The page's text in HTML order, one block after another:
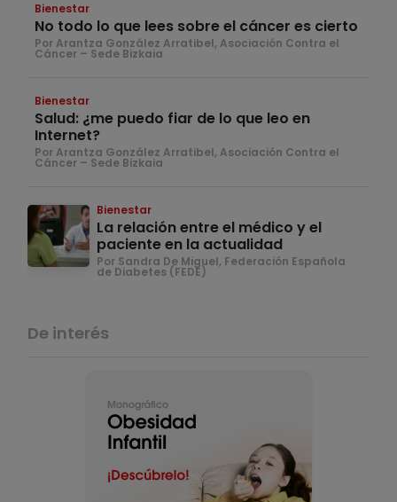
Bienestar
No todo lo que lees sobre el cáncer es cierto
Por Arantza González Arratibel, Asociación Contra el
Cáncer – Sede Bizkaia
Bienestar
Salud: ¿me puedo fiar de lo que leo en
Internet?
Por Arantza González Arratibel, Asociación Contra el
Cáncer – Sede Bizkaia
Bienestar
La relación entre el médico y el
paciente en la actualidad
Por Sandra De Miguel, Federación Española
de Diabetes (FEDE)
De interés